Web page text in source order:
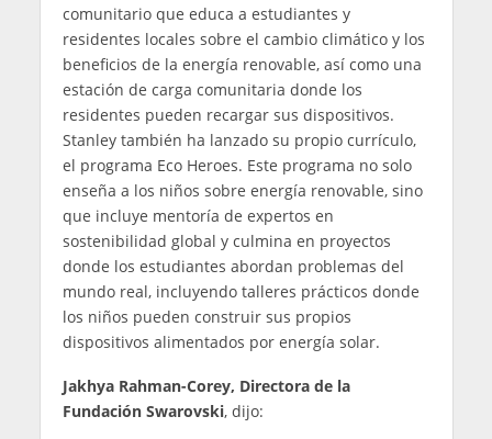
comunitario que educa a estudiantes y
residentes locales sobre el cambio climático y los
beneficios de la energía renovable, así como una
estación de carga comunitaria donde los
residentes pueden recargar sus dispositivos.
Stanley también ha lanzado su propio currículo,
el programa Eco Heroes. Este programa no solo
enseña a los niños sobre energía renovable, sino
que incluye mentoría de expertos en
sostenibilidad global y culmina en proyectos
donde los estudiantes abordan problemas del
mundo real, incluyendo talleres prácticos donde
los niños pueden construir sus propios
dispositivos alimentados por energía solar.
Jakhya Rahman-Corey, Directora de la
Fundación Swarovski, dijo: